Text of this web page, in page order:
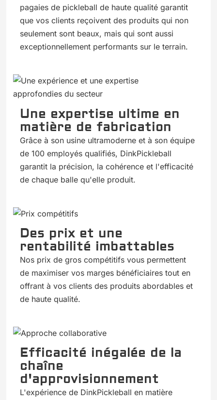
pagaies de pickleball de haute qualité garantit
que vos clients reçoivent des produits qui non
seulement sont beaux, mais qui sont aussi
exceptionnellement performants sur le terrain.
Une expertise ultime en
matière de fabrication
Grâce à son usine ultramoderne et à son équipe
de 100 employés qualifiés, DinkPickleball
garantit la précision, la cohérence et l'efficacité
de chaque balle qu'elle produit.
Des prix et une
rentabilité imbattables
Nos prix de gros compétitifs vous permettent
de maximiser vos marges bénéficiaires tout en
offrant à vos clients des produits abordables et
de haute qualité.
Efficacité inégalée de la
chaîne
d'approvisionnement
L'expérience de DinkPickleball en matière